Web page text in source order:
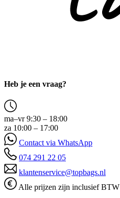
Heb je een vraag?
ma–vr 9:30 – 18:00
za 10:00 – 17:00
Contact via WhatsApp
074 291 22 05
klantenservice@topbags.nl
Alle prijzen zijn inclusief BTW